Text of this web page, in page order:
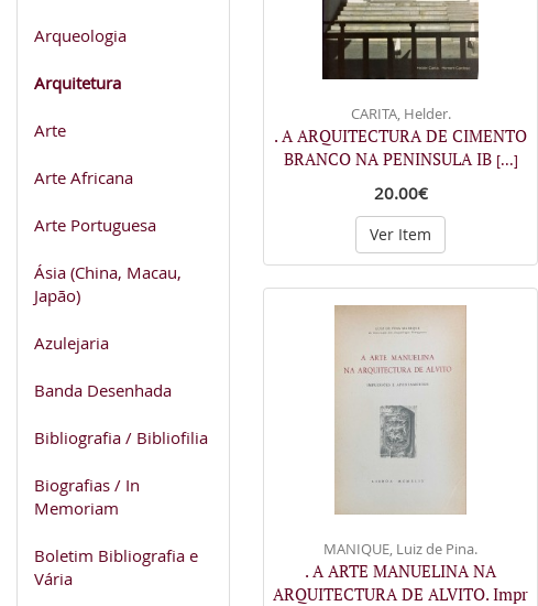
Arqueologia
Arquitetura
Arte
Arte Africana
Arte Portuguesa
Ásia (China, Macau,
Japão)
Azulejaria
Banda Desenhada
Bibliografia / Bibliofilia
Biografias / In
Memoriam
Boletim Bibliografia e
Vária
CARITA, Helder.
. A ARQUITECTURA DE CIMENTO
BRANCO NA PENINSULA IB [...]
20.00€
Ver Item
MANIQUE, Luiz de Pina.
. A ARTE MANUELINA NA
ARQUITECTURA DE ALVITO. Impr